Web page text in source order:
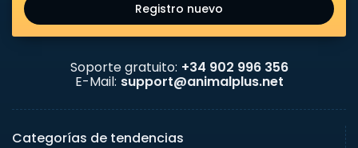
Registro nuevo
Soporte gratuito: +34 902 996 356
E-Mail: support@animalplus.net
Categorías de tendencias